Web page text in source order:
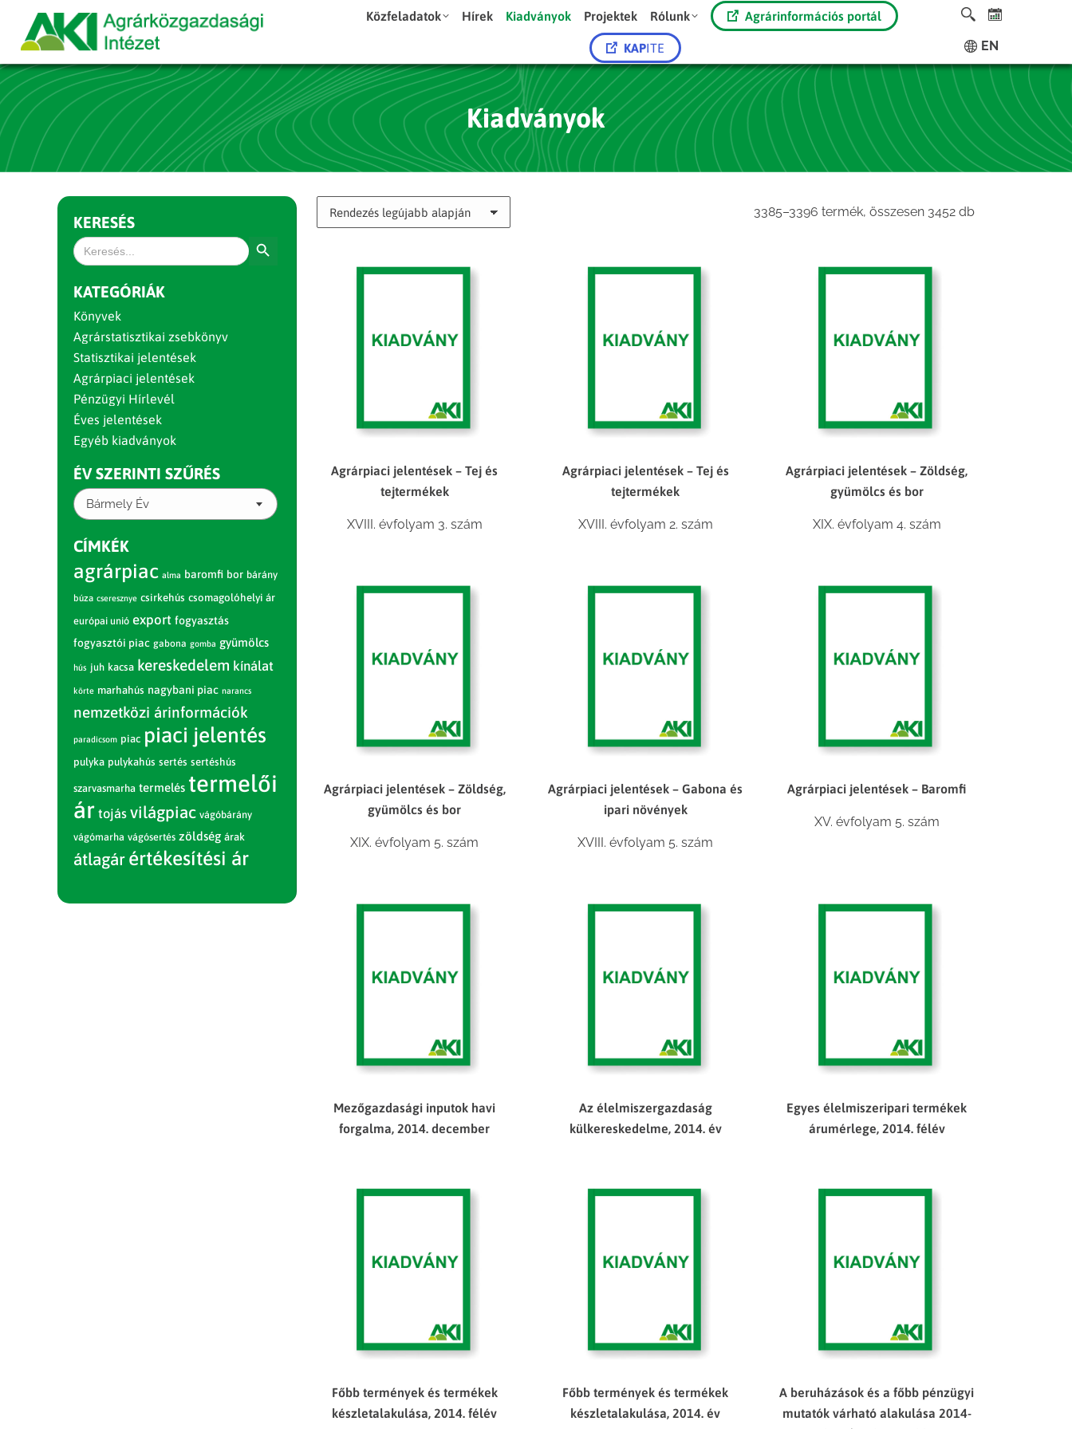
Közfeladatok Hírek Kiadványok Projektek Rólunk Agrárinformációs portál
KAPITE EN
Kiadványok
3385–3396 termék, összesen 3452 dbSorted
Agrárpiaci jelentések – Tej és
tejtermékek
XVIII. évfolyam 3. szám
Agrárpiaci jelentések – Tej és
tejtermékek
XVIII. évfolyam 2. szám
Agrárpiaci jelentések – Zöldség,
gyümölcs és bor
XIX. évfolyam 4. szám
Agrárpiaci jelentések – Zöldség,
gyümölcs és bor
XIX. évfolyam 5. szám
Agrárpiaci jelentések – Gabona és
ipari növények
XVIII. évfolyam 5. szám
Agrárpiaci jelentések – Baromfi
XV. évfolyam 5. szám
Mezőgazdasági inputok havi
forgalma, 2014. december
Az élelmiszergazdaság
külkereskedelme, 2014. év
Egyes élelmiszeripari termékek
árumérlege, 2014. félév
Főbb termények és termékek
készletalakulása, 2014. félév
Főbb termények és termékek
készletalakulása, 2014. év
A beruházások és a főbb pénzügyi
mutatók várható alakulása 2014-
KERESÉS
Search
for:
KATEGÓRIÁK
Könyvek
Agrárstatisztikai zsebkönyv
Statisztikai jelentések
Agrárpiaci jelentések
Pénzügyi Hírlevél
Éves jelentések
Egyéb kiadványok
ÉV SZERINTI SZŰRÉS
Bármely Év
CÍMKÉK
agrárpiac alma baromfi bor bárány
búza cseresznye csirkehús csomagolóhelyi ár
európai unió export fogyasztás
fogyasztói piac gabona gomba gyümölcs
hús juh kacsa kereskedelem kínálat
körte marhahús nagybani piac narancs
nemzetközi árinformációk
paradicsom piac piaci jelentés
pulyka pulykahús sertés sertéshús
szarvasmarha termelés termelői
ár tojás világpiac vágóbárány
vágómarha vágósertés zöldség árak
átlagár értékesítési ár